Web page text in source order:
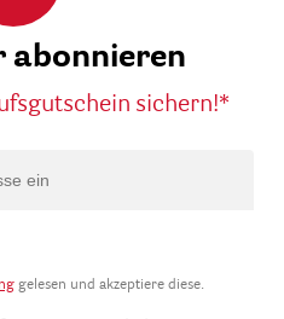
abonnieren
sichern!*
gelesen und akzeptiere diese.